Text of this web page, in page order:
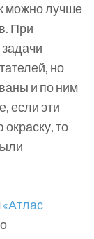
можно лучше
При
но
и по ним
если эти
то
«Атлас